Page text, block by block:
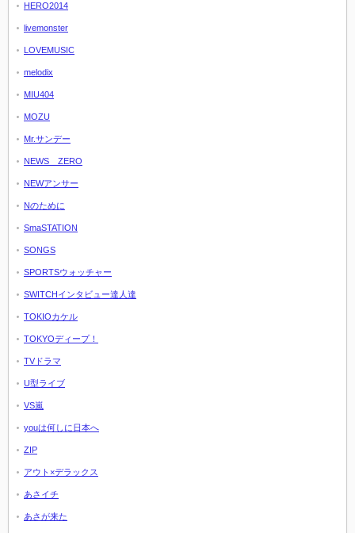
HERO2014
livemonster
LOVEMUSIC
melodix
MIU404
MOZU
Mr.サンデー
NEWS ZERO
NEWアンサー
Nのために
SmaSTATION
SONGS
SPORTSウォッチャー
SWITCHインタビュー達人達
TOKIOカケル
TOKYOディープ！
TVドラマ
U型ライブ
VS嵐
youは何しに日本へ
ZIP
アウト×デラックス
あさイチ
あさが来た